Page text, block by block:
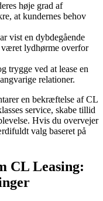
høje grad af
at kundernes behov
vist en dybdegående
lydhørme overfor
trygge ved at lease en
relationer.
en bekræftelse af CL
service, skabe tillid
Hvis du overvejer
valg baseret på
CL Leasing: